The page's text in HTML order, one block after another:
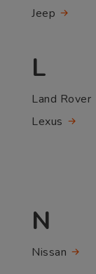
Jeep
L
Land Rover
Lexus
N
Nissan